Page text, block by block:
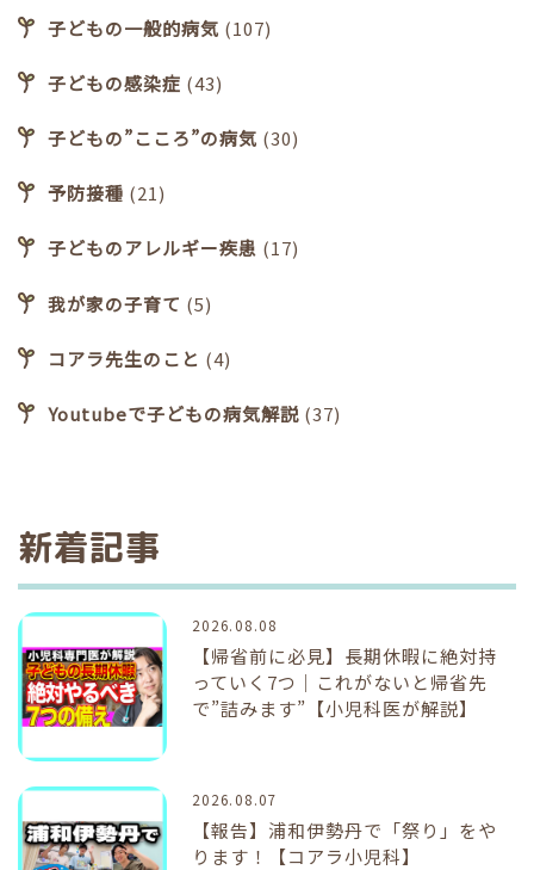
子どもの一般的病気 (107)
子どもの感染症 (43)
子どもの”こころ”の病気 (30)
予防接種 (21)
子どものアレルギー疾患 (17)
我が家の子育て (5)
コアラ先生のこと (4)
Youtubeで子どもの病気解説 (37)
新着記事
2026.08.08
【帰省前に必見】長期休暇に絶対持
っていく7つ｜これがないと帰省先
で”詰みます”【小児科医が解説】
2026.08.07
【報告】浦和伊勢丹で「祭り」をや
ります！【コアラ小児科】